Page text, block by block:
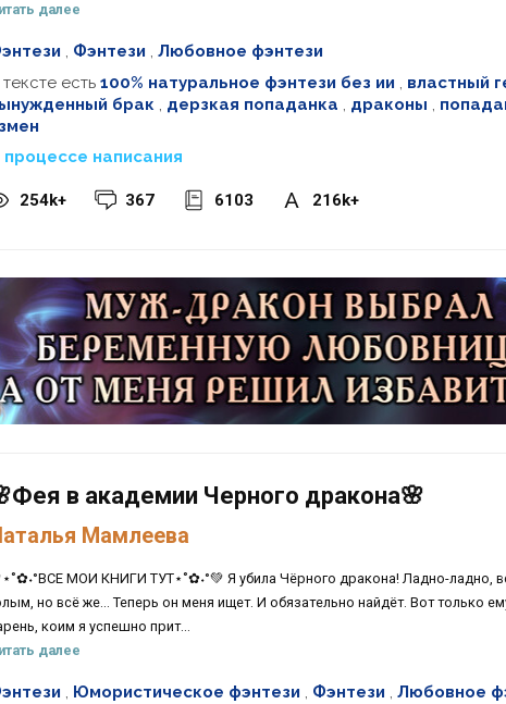
далее
, Фэнтези , Любовное фэнтези
есть 100% натуральное фэнтези без ии , властный
брак , дерзкая попаданка , драконы ,
процессе написания
254k+ 367 6103 216k+
в академии Черного дракона🌸
Мамлеева
МОИ КНИГИ ТУТ⋆˚✿˖°💚 Я убила Чёрного дракона! Ладно-ладно,
но всё же... Теперь он меня ищет. И обязательно найдёт. Вот только
коим я успешно прит...
далее
, Юмористическое фэнтези , Фэнтези , Любовное